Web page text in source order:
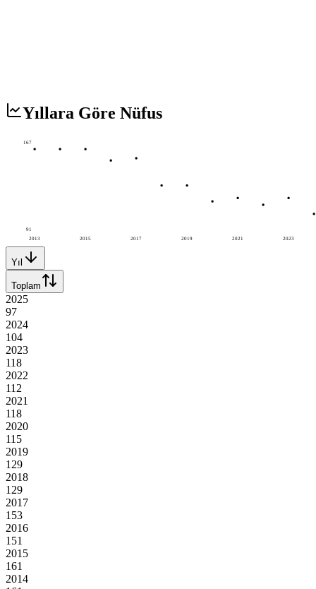
Yıllara Göre Nüfus
2013 2015 2017 2019 2021 2023
167
91
Yıl
Toplam
2025
97
2024
104
2023
118
2022
112
2021
118
2020
115
2019
129
2018
129
2017
153
2016
151
2015
161
2014